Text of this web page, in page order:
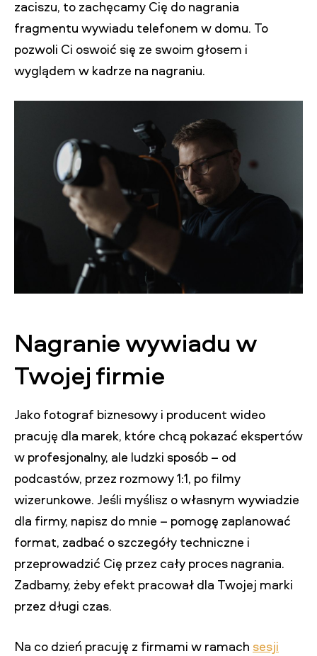
zaciszu, to zachęcamy Cię do nagrania
fragmentu wywiadu telefonem w domu. To
pozwoli Ci oswoić się ze swoim głosem i
wyglądem w kadrze na nagraniu.
Nagranie wywiadu w
Twojej firmie
Jako fotograf biznesowy i producent wideo
pracuję dla marek, które chcą pokazać ekspertów
w profesjonalny, ale ludzki sposób – od
podcastów, przez rozmowy 1:1, po filmy
wizerunkowe. Jeśli myślisz o własnym wywiadzie
dla firmy, napisz do mnie – pomogę zaplanować
format, zadbać o szczegóły techniczne i
przeprowadzić Cię przez cały proces nagrania.
Zadbamy, żeby efekt pracował dla Twojej marki
przez długi czas.
Na co dzień pracuję z firmami w ramach sesji